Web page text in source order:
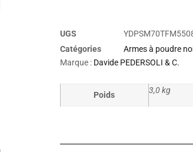
UGS
Catégories
Armes à poudre
Marque : Davide PEDERSOLI & C.
Poids 3,0 kg